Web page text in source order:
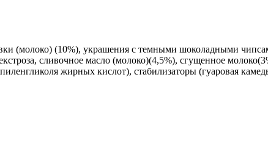
(молоко) (10%), украшения с темными шоколадными
сливочное масло (молоко)(4,5%), сгущенное
жирных кислот), стабилизаторы (гуаровая